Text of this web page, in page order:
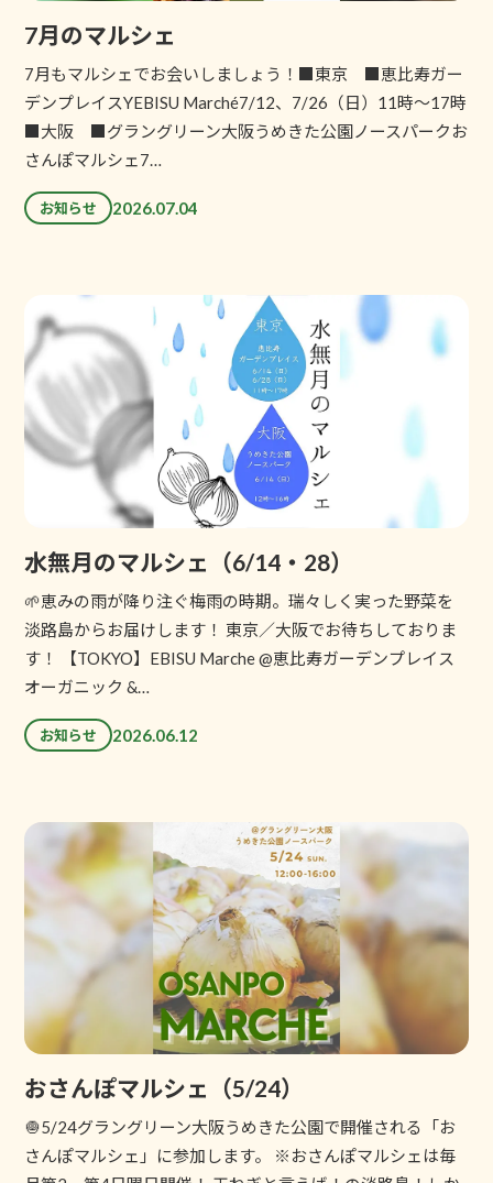
7月のマルシェ
7月もマルシェでお会いしましょう！■東京 ■恵比寿ガー
デンプレイスYEBISU Marché7/12、7/26（日）11時～17時
■大阪 ■グラングリーン大阪うめきた公園ノースパークお
さんぽマルシェ7…
お知らせ 2026.07.04
水無月のマルシェ（6/14・28）
🌱恵みの雨が降り注ぐ梅雨の時期。瑞々しく実った野菜を
淡路島からお届けします！ 東京／大阪でお待ちしておりま
す！ 【TOKYO】EBISU Marche @恵比寿ガーデンプレイス
オーガニック &…
お知らせ 2026.06.12
おさんぽマルシェ（5/24）
🧅5/24グラングリーン大阪うめきた公園で開催される「お
さんぽマルシェ」に参加します。 ※おさんぽマルシェは毎